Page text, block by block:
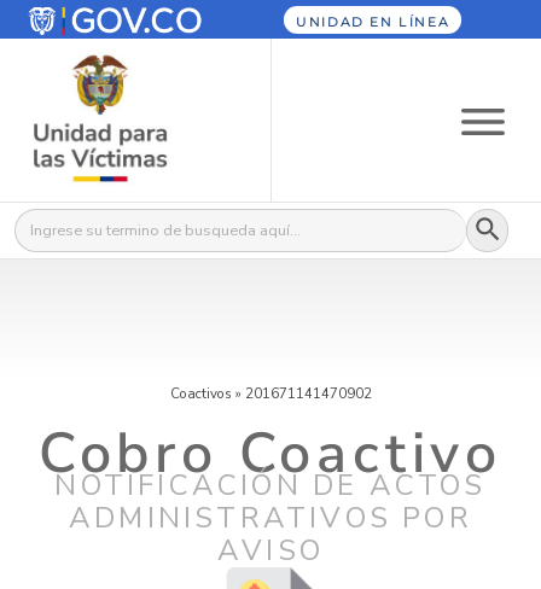
UNIDAD EN LÍNEA
Buscar: Botón
Coactivos » 201671141470902
Cobro Coactivo
NOTIFICACIÓN DE ACTOS
ADMINISTRATIVOS POR
AVISO